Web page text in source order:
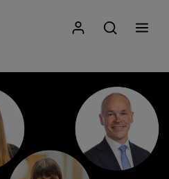
Mitt Kristiania
Åpne søk
Søk
Meny